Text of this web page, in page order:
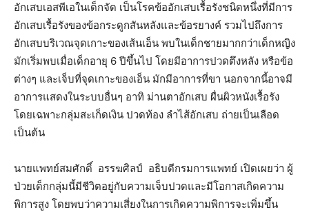
อักเสบเอสพีเอในเด็กจัด เป็นโรคข้ออักเสบเรื้อรังชนิดหนึ่งที่มีการ
อักเสบเรื้อรังของข้อกระดูกสันหลังและข้อรยางค์ รวมไปถึงการ
อักเสบบริเวณจุดเกาะของเส้นเอ็น พบในเด็กชายมากกว่าเด็กหญิง
มักเริ่มพบเมื่อเด็กอายุ 6 ปีขึ้นไป โดยมีอาการปวดตึงหลัง หรือข้อ
ต่างๆ และเจ็บที่จุดเกาะของเอ็น มักมีอาการที่ขา นอกจากนี้อาจมี
อาการแสดงในระบบอื่นๆ อาทิ ม่านตาอักเสบ ผื่นผิวหนังเรื้อรัง
โดยเฉพาะกลุ่มสะเก็ดเงิน ปวดท้อง ลำไส้อักเสบ ถ่ายเป็นเลือด
เป็นต้น
นายแพทย์สมศักดิ์ อรรฆศิลป์ อธิบดีกรมการแพทย์ เปิดเผยว่า ผู้
ป่วยเด็กกลุ่มนี้มีชีวิตอยู่กับความเจ็บปวดและมีโอกาสเกิดความ
พิการสูง โดยพบว่าความเสี่ยงในการเกิดความพิการจะเพิ่มขึ้น